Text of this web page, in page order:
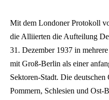
Mit dem Londoner Protokoll
die Alliierten die Aufteilung
31. Dezember 1937 in
mit Groß-Berlin als einer
Sektoren-Stadt. Die deutschen
Pommern, Schlesien und Ost-